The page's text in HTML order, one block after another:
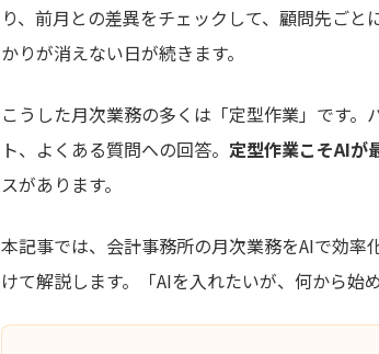
り、前月との差異をチェックして、顧問先ご
かりが消えない日が続きます。
こうした月次業務の多くは「定型作業」です
ト、よくある質問への回答。 定型作業こそAIが
スがあります。
本記事では、会計事務所の月次業務をAIで効
けて解説します。「AIを入れたいが、何から始